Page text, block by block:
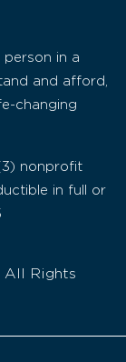
person in a
and afford,
changing
nonprofit
in full or
All Rights